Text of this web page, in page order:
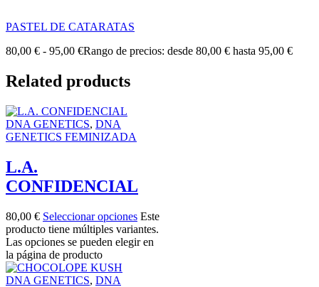
PASTEL DE CATARATAS
80,00 € - 95,00 €Rango de precios: desde 80,00 € hasta 95,00 €
Related products
DNA GENETICS, DNA
GENETICS FEMINIZADA
L.A.
CONFIDENCIAL
80,00 € Seleccionar opciones Este
producto tiene múltiples variantes.
Las opciones se pueden elegir en
la página de producto
DNA GENETICS, DNA